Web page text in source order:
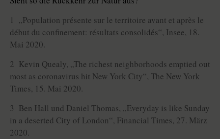
1 „Population présente sur le territoire avant et après le
début du confinement: résultats consolidés“, Insee, 18.
Mai 2020.
2 Kevin Quealy, „The richest neighborhoods emptied out
most as coronavirus hit New York City“, The New York
Times, 15. Mai 2020.
3 Ben Hall und Daniel Thomas, „Everyday is like Sunday
in a deserted City of London“, Financial Times, 27. März
2020.